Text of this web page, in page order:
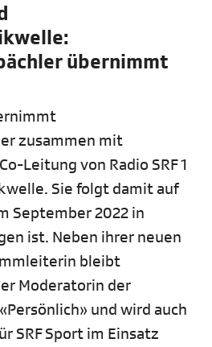
übernimmt
zusammen mit
Leitung von Radio SRF 1
Sie folgt damit auf
September 2022 in
ist. Neben ihrer neuen
bleibt
Moderatorin der
und wird auch
SRF Sport im Einsatz